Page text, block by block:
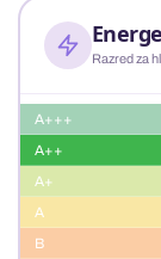
Razred za
A+++
A++
A+
A
B